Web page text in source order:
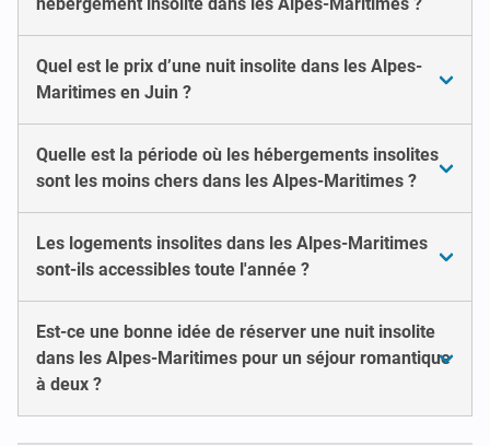
Quel est le prix d’une nuit insolite dans les Alpes-
Maritimes en Juin ?
Quelle est la période où les hébergements insolites
sont les moins chers dans les Alpes-Maritimes ?
Les logements insolites dans les Alpes-Maritimes
sont-ils accessibles toute l'année ?
Est-ce une bonne idée de réserver une nuit insolite
dans les Alpes-Maritimes pour un séjour romantique
à deux ?